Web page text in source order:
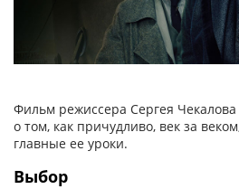
Фильм режиссера Сергея
о том, как причудливо, век за
главные ее уроки.
Выбор